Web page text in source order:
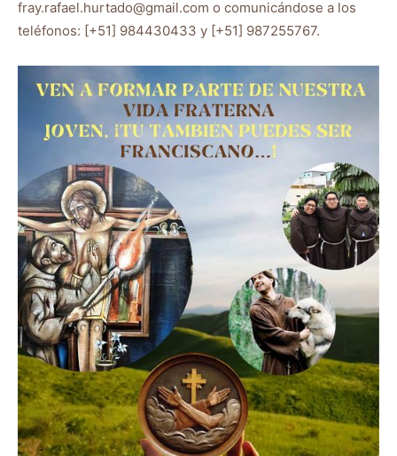
fray.rafael.hurtado@gmail.com o comunicándose a los
teléfonos: [+51] 984430433 y [+51] 987255767.